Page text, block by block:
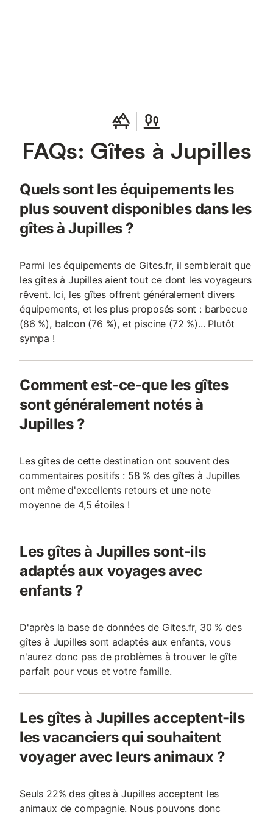
FAQs: Gîtes à Jupilles
Quels sont les équipements les
plus souvent disponibles dans les
gîtes à Jupilles ?
Parmi les équipements de Gites.fr, il semblerait que
les gîtes à Jupilles aient tout ce dont les voyageurs
rêvent. Ici, les gîtes offrent généralement divers
équipements, et les plus proposés sont : barbecue
(86 %), balcon (76 %), et piscine (72 %)... Plutôt
sympa !
Comment est-ce-que les gîtes
sont généralement notés à
Jupilles ?
Les gîtes de cette destination ont souvent des
commentaires positifs : 58 % des gîtes à Jupilles
ont même d'excellents retours et une note
moyenne de 4,5 étoiles !
Les gîtes à Jupilles sont-ils
adaptés aux voyages avec
enfants ?
D'après la base de données de Gites.fr, 30 % des
gîtes à Jupilles sont adaptés aux enfants, vous
n'aurez donc pas de problèmes à trouver le gîte
parfait pour vous et votre famille.
Les gîtes à Jupilles acceptent-ils
les vacanciers qui souhaitent
voyager avec leurs animaux ?
Seuls 22% des gîtes à Jupilles acceptent les
animaux de compagnie. Nous pouvons donc